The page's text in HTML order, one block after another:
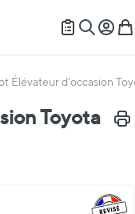
Mon
Élévateur d'occasion
Toyota